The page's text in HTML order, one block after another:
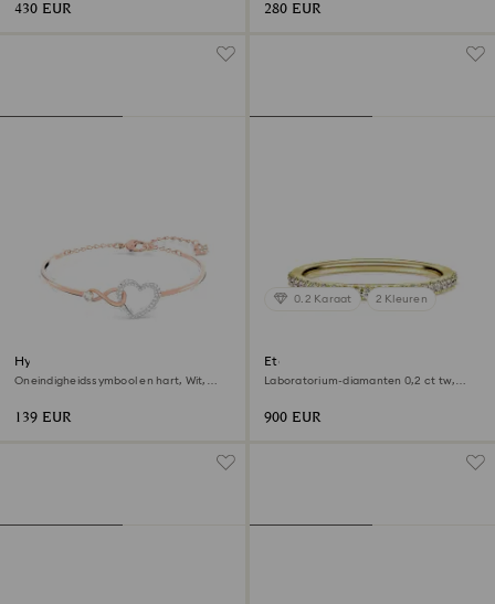
430 EUR 280 EUR
Hyperbola armband
Oneindigheidssymbool en hart, Wit,
139 EUR
0.2 Karaat 2 Kleuren
Eternity bandring
Laboratorium-diamanten 0,2 ct tw,
900 EUR